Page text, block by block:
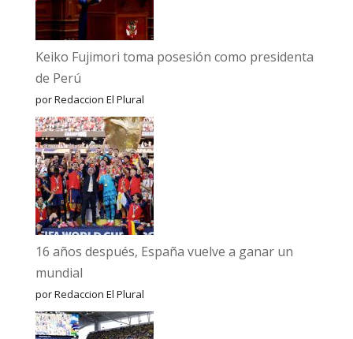
Keiko Fujimori toma posesión como presidenta
de Perú
por Redaccion El Plural
16 años después, España vuelve a ganar un
mundial
por Redaccion El Plural